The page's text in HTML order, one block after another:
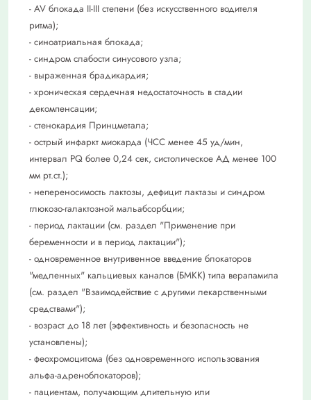
- AV блокада II-III степени (без искусственного водителя
ритма);
- синоатриальная блокада;
- синдром слабости синусового узла;
- выраженная брадикардия;
- хроническая сердечная недостаточность в стадии
декомпенсации;
- стенокардия Принцметала;
- острый инфаркт миокарда (ЧСС менее 45 уд/мин,
интервал PQ более 0,24 сек, систолическое АД менее 100
мм рт.ст.);
- непереносимость лактозы, дефицит лактазы и синдром
глюкозо-галактозной мальабсорбции;
- период лактации (см. раздел "Применение при
беременности и в период лактации");
- одновременное внутривенное введение блокаторов
"медленных" кальциевых каналов (БМКК) типа верапамила
(см. раздел "Взаимодействие с другими лекарственными
средствами");
- возраст до 18 лет (эффективность и безопасность не
установлены);
- феохромоцитома (без одновременного использования
альфа-адреноблокаторов);
- пациентам, получающим длительную или